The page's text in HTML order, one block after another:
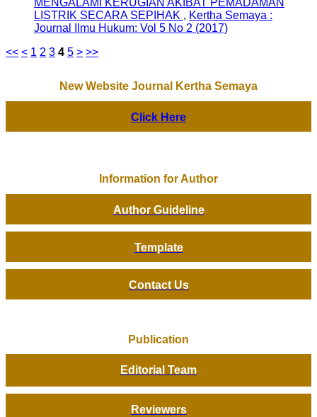
MENGALAMI KERUGIAN AKIBAT PEMADAMAN
LISTRIK SECARA SEPIHAK , Kertha Semaya :
Journal Ilmu Hukum: Vol 5 No 2 (2017)
<< < 1 2 3 4 5 > >>
New Website Journal Kertha Semaya
Click Here
Information for Author
Author Guideline
Template
Contact Us
Publication
Editorial Team
Reviewers